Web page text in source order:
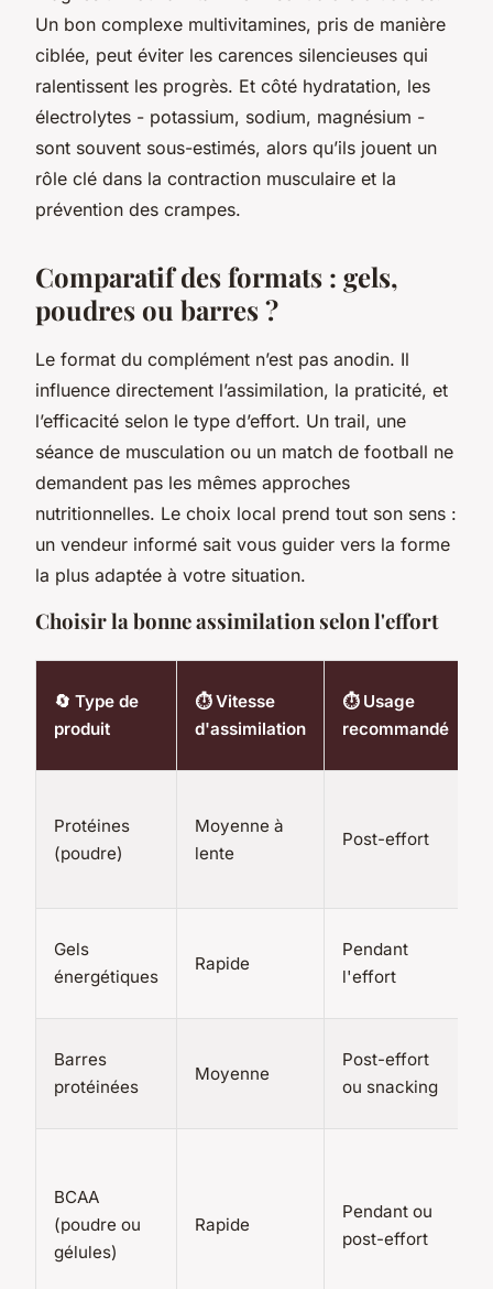
Un bon complexe multivitamines, pris de manière
ciblée, peut éviter les carences silencieuses qui
ralentissent les progrès. Et côté hydratation, les
électrolytes - potassium, sodium, magnésium -
sont souvent sous-estimés, alors qu’ils jouent un
rôle clé dans la contraction musculaire et la
prévention des crampes.
Comparatif des formats : gels,
poudres ou barres ?
Le format du complément n’est pas anodin. Il
influence directement l’assimilation, la praticité, et
l’efficacité selon le type d’effort. Un trail, une
séance de musculation ou un match de football ne
demandent pas les mêmes approches
nutritionnelles. Le choix local prend tout son sens :
un vendeur informé sait vous guider vers la forme
la plus adaptée à votre situation.
Choisir la bonne assimilation selon l'effort
🔄 Type de
produit
⏱ Vitesse
d'assimilation
⏱ Usage
recommandé
Protéines
(poudre)
Moyenne à
lente
Post-effort
Gels
énergétiques
Rapide
Pendant
l'effort
Barres
protéinées
Moyenne
Post-effort
ou snacking
BCAA
(poudre ou
gélules)
Rapide
Pendant ou
post-effort